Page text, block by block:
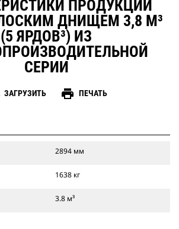
ПРОДУКЦИИ
ДНИЩЕМ 3,8 М³
(5 ЯРДОВ³) ИЗ
СЕРИИ
ЗАГРУЗИТЬ print ПЕЧАТЬ
2894 мм
1638 кг
3.8 м³